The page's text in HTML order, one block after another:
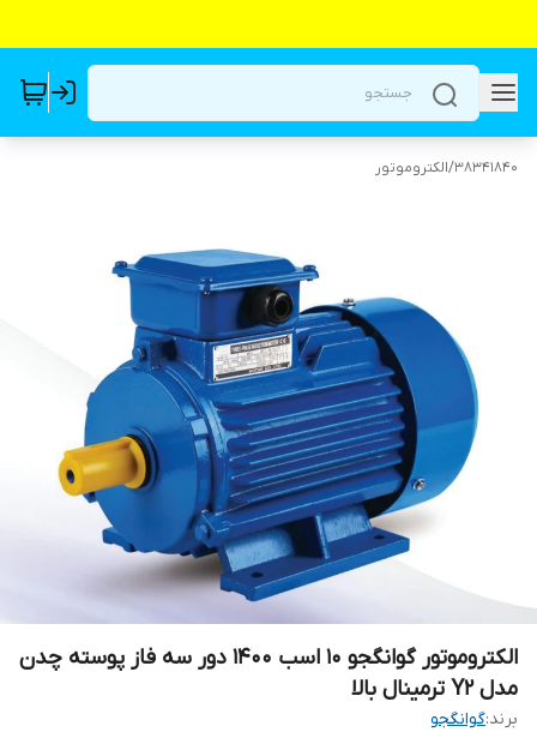
38341840
/الکتروموتور
الکتروموتور گوانگجو 10 اسب 1400 دور سه فاز پوسته چدن
مدل Y2 ترمینال بالا
برند:گوانگجو